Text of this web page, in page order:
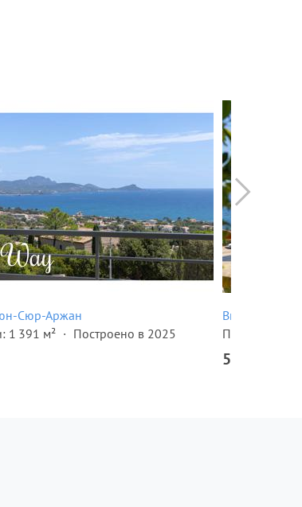
Сюр-Аржан
1 391 м²
Построено в 2025
Вилла в
Площадь
5 950 000 €